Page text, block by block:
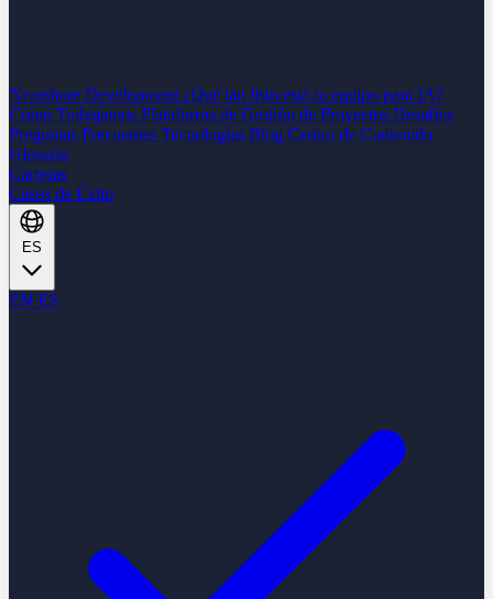
Nearshore Development ¿Qué tan listo está tu equipo para IA?
Cómo Trabajamos Plataforma de Gestión de Proyectos Desafíos
Preguntas Frecuentes Tecnologías Blog Centro de Contenido
Glosario
Carreras
Casos de Éxito
EN ES